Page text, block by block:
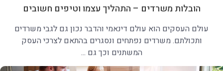
הובלות משרדים – התהליך עצמו וטיפים חשובים
עולם העסקים הוא עולם דינאמי והדבר נכון גם לגבי משרדים
ותכולתם. משרדים נפתחים ונסגרים בהתאם לצרכי העסק
המשתנים וכך גם ...